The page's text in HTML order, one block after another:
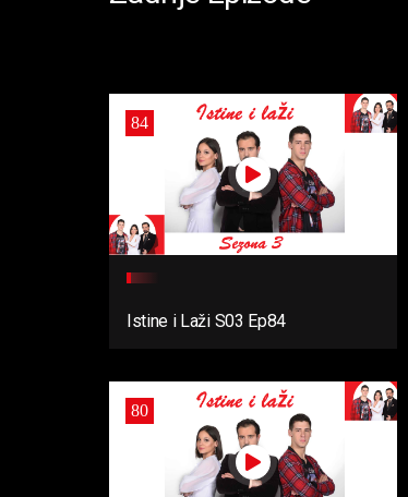
84
Istine i Laži S03 Ep84
80